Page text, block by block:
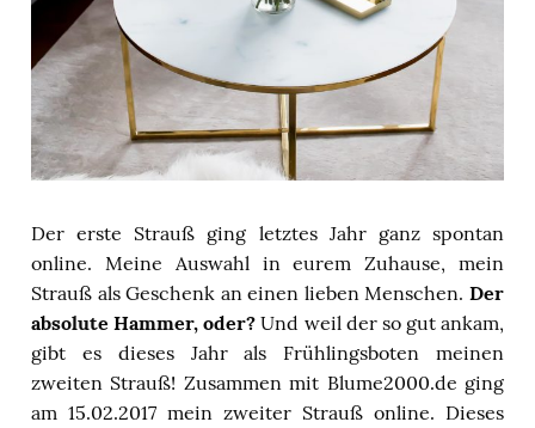
Der erste Strauß ging letztes Jahr ganz spontan
online. Meine Auswahl in eurem Zuhause, mein
Strauß als Geschenk an einen lieben Menschen. Der
absolute Hammer, oder? Und weil der so gut ankam,
gibt es dieses Jahr als Frühlingsboten meinen
zweiten Strauß! Zusammen mit Blume2000.de ging
am 15.02.2017 mein zweiter Strauß online. Dieses